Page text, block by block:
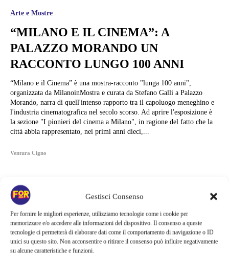
Gestisci Consenso
Per fornire le migliori esperienze, utilizziamo tecnologie come i cookie per
memorizzare e/o accedere alle informazioni del dispositivo. Il consenso a queste
tecnologie ci permetterà di elaborare dati come il comportamento di navigazione o ID
unici su questo sito. Non acconsentire o ritirare il consenso può influire negativamente
su alcune caratteristiche e funzioni.
Arte e Mostre
“MILANO E IL CINEMA”: A
PALAZZO MORANDO UN
RACCONTO LUNGO 100 ANNI
“Milano e il Cinema” è una mostra-racconto "lunga 100 anni",
organizzata da MilanoinMostra e curata da Stefano Galli a Palazzo
Morando, narra di quell'intenso rapporto tra il capoluogo meneghino e
l'industria cinematografica nel secolo scorso. Ad aprire l'esposizione è
la sezione "I pionieri del cinema a Milano", in ragione del fatto che la
città abbia rappresentato, nei primi anni dieci,...
Ventura Cigno